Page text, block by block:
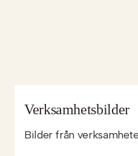
Verksamhetsbilder
Bilder från